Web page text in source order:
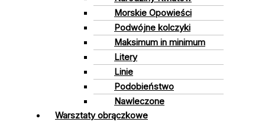
Morskie Opowieści
Podwójne kolczyki
Maksimum in minimum
Litery
Linie
Podobieństwo
Nawleczone
Warsztaty obrączkowe